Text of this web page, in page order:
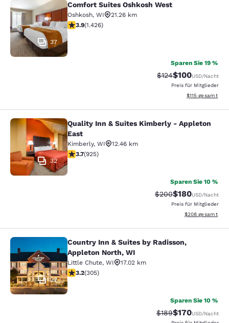
Comfort Suites Oshkosh West
37
Comfort Suites Oshkosh West
Oshkosh, WI
21.26 km
3.87-Sterne-Bewertung. Gut. 1426 Bewertungen
3.9(1.426)
Sparen Sie 19 %
Durchgestrichener
$124Vergünstigter
$100USD/Nacht
Preis für Mitglieder
Geschätzte
$115 gesamt
Quality Inn & Suites Kimberly -
32
Quality Inn & Suites Kimberly - Appleton
East
Kimberly, WI
12.46 km
3.74-Sterne-Bewertung. Gut. 925 Bewertungen
3.7(925)
Sparen Sie 10 %
Durchgestrichener
$200Vergünstigter
$180USD/Nacht
Preis für Mitglieder
Geschätzte
$208 gesamt
Country Inn & Suites by Radisson,
22
Country Inn & Suites by Radisson,
Appleton North, WI
Little Chute, WI
17.02 km
3.24-Sterne-Bewertung. Gut. 305 Bewertungen
3.2(305)
Sparen Sie 10 %
Durchgestrichener
$189Vergünstigter
$170USD/Nacht